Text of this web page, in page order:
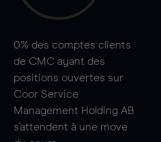
0% des comptes clients
de CMC ayant des
positions ouvertes sur
Coor Service
Management Holding AB
s'attendent à une move